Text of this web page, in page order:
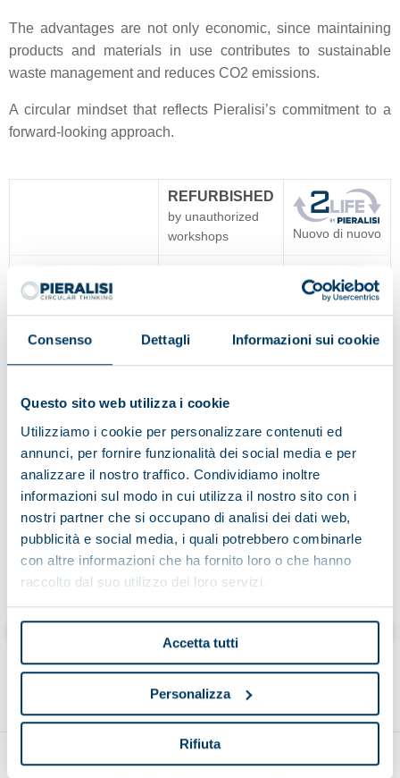
Consenso Dettagli Informazioni sui cookie
Questo sito web utilizza i cookie
Utilizziamo i cookie per personalizzare contenuti ed
annunci, per fornire funzionalità dei social media e per
analizzare il nostro traffico. Condividiamo inoltre
informazioni sul modo in cui utilizza il nostro sito con i
nostri partner che si occupano di analisi dei dati web,
pubblicità e social media, i quali potrebbero combinarle
con altre informazioni che ha fornito loro o che hanno
raccolto dal suo utilizzo dei loro servizi.
Accetta tutti
Personalizza
Rifiuta
The advantages are not only economic, since maintaining
products and materials in use contributes to sustainable
waste management and reduces CO2 emissions.
A circular mindset that reflects Pieralisi’s commitment to a
forward-looking approach.
REFURBISHED
by unauthorized
workshops
Nuovo di nuovo
WARRANTY
Yes
TECHNOLOGICAL
UPDATE
Yes
PIERALISI
ORIGINAL SPARE
No guarantee Yes
To find out more:
2lifep.com